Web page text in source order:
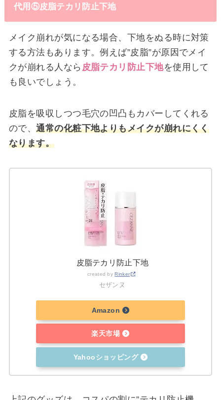
代用⑤皮脂テカリ防止下地
メイク崩れが気になる場合、下地をぬる時に対策
する方法もあります。例えば”皮脂”が原因でメイ
クが崩れる人なら 皮脂テカリ防止下地を使用して
も良いでしょう。
皮脂を吸収しつつ毛穴の凹凸もカバーしてくれる
ので、通常の化粧下地よりもメイクが崩れにくく
なります。
皮脂テカリ防止下地
created byRinker
セザンヌ
Amazon
楽天市場
Yahooショッピング